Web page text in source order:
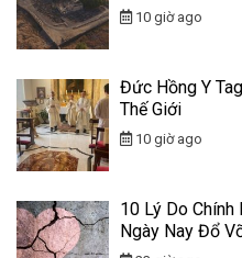
10 giờ ago
Đức Hồng Y
Thế Giới
10 giờ ago
10 Lý Do Chính
Ngày Nay Đổ